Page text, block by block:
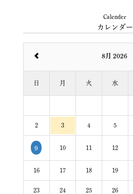
Calender
カレンダー
8月 2026
日 月 火 水
2 3 4 5
9 10 11 12
16 17 18 19
23 24 25 26